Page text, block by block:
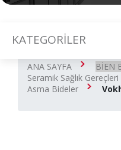
KATEGORİLER
ANA SAYFA
BİEN
Seramik Sağlık Gereçleri
Asma Bideler